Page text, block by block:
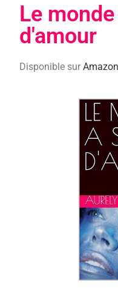
Le
d'amour
Disponible sur